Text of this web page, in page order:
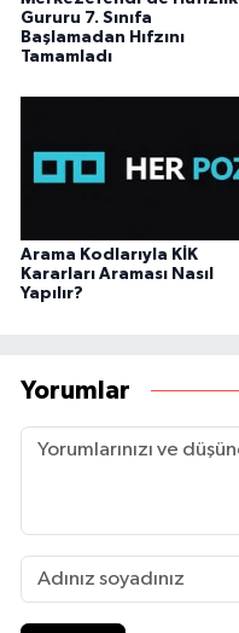
Gururu 7. Sınıfa
Başlamadan Hıfzını
Tamamladı
Arama Kodlarıyla KİK
Kararları Araması Nasıl
Yapılır?
Yorumlar